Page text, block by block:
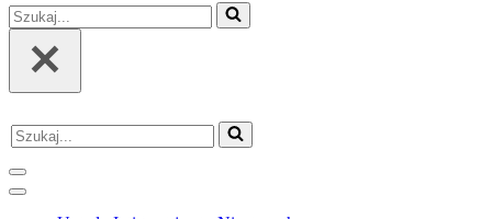
Szukaj...
Szukaj...
Menu
nawigacji
Menu
nawigacji